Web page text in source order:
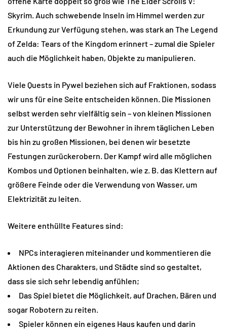
Skyrim. Auch schwebende Inseln im Himmel werden zur
Erkundung zur Verfügung stehen, was stark an The Legend
of Zelda: Tears of the Kingdom erinnert – zumal die Spieler
auch die Möglichkeit haben, Objekte zu manipulieren.
Viele Quests in Pywel beziehen sich auf Fraktionen, sodass
wir uns für eine Seite entscheiden können. Die Missionen
selbst werden sehr vielfältig sein – von kleinen Missionen
zur Unterstützung der Bewohner in ihrem täglichen Leben
bis hin zu großen Missionen, bei denen wir besetzte
Festungen zurückerobern. Der Kampf wird alle möglichen
Kombos und Optionen beinhalten, wie z. B. das Klettern auf
größere Feinde oder die Verwendung von Wasser, um
Elektrizität zu leiten.
Weitere enthüllte Features sind:
NPCs interagieren miteinander und kommentieren die
Aktionen des Charakters, und Städte sind so gestaltet,
dass sie sich sehr lebendig anfühlen;
Das Spiel bietet die Möglichkeit, auf Drachen, Bären und
sogar Robotern zu reiten.
Spieler können ein eigenes Haus kaufen und darin